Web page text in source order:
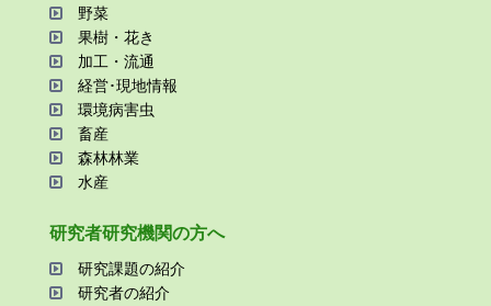
野菜
果樹・花き
加⼯・流通
経営･現地情報
環境病害⾍
畜産
森林林業
⽔産
研究者研究機関の⽅へ
研究課題の紹介
研究者の紹介